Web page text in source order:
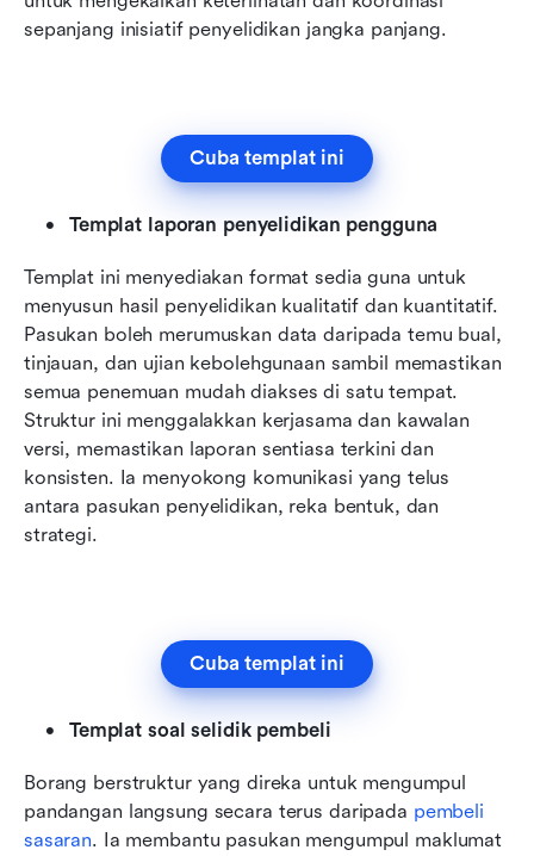
sepanjang inisiatif penyelidikan jangka panjang.
Cuba templat ini
Templat laporan penyelidikan pengguna
Templat ini menyediakan format sedia guna untuk
menyusun hasil penyelidikan kualitatif dan kuantitatif.
Pasukan boleh merumuskan data daripada temu bual,
tinjauan, dan ujian kebolehgunaan sambil memastikan
semua penemuan mudah diakses di satu tempat.
Struktur ini menggalakkan kerjasama dan kawalan
versi, memastikan laporan sentiasa terkini dan
konsisten. Ia menyokong komunikasi yang telus
antara pasukan penyelidikan, reka bentuk, dan
strategi.
Cuba templat ini
Templat soal selidik pembeli
Borang berstruktur yang direka untuk mengumpul
pandangan langsung secara terus daripada pembeli
sasaran. Ia membantu pasukan mengumpul maklumat